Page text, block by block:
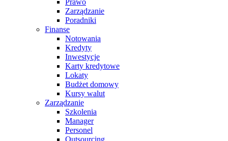
Prawo
Zarządzanie
Poradniki
Finanse
Notowania
Kredyty
Inwestycje
Karty kredytowe
Lokaty
Budżet domowy
Kursy walut
Zarządzanie
Szkolenia
Manager
Personel
Outsourcing